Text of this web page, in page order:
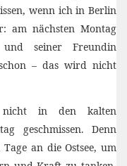
wenn ich in Berlin
am nächsten Montag
seiner Freundin
– das wird nicht
nicht in den kalten
geschmissen. Denn
an die Ostsee, um